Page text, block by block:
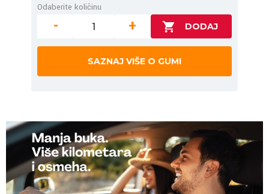
Odaberite količinu
- +
SAZNAJ VIŠE O GUMI